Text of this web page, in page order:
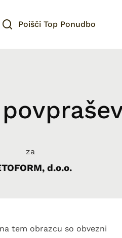
Poišči Top Ponudbo
za
d.o.o.
tem obrazcu so obvezni